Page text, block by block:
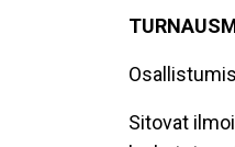
Sitovat